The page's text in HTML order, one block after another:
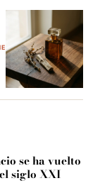
se ha vuelto
siglo XXI